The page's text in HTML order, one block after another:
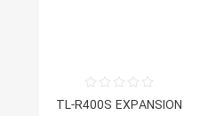
TL-R400S EXPANSION